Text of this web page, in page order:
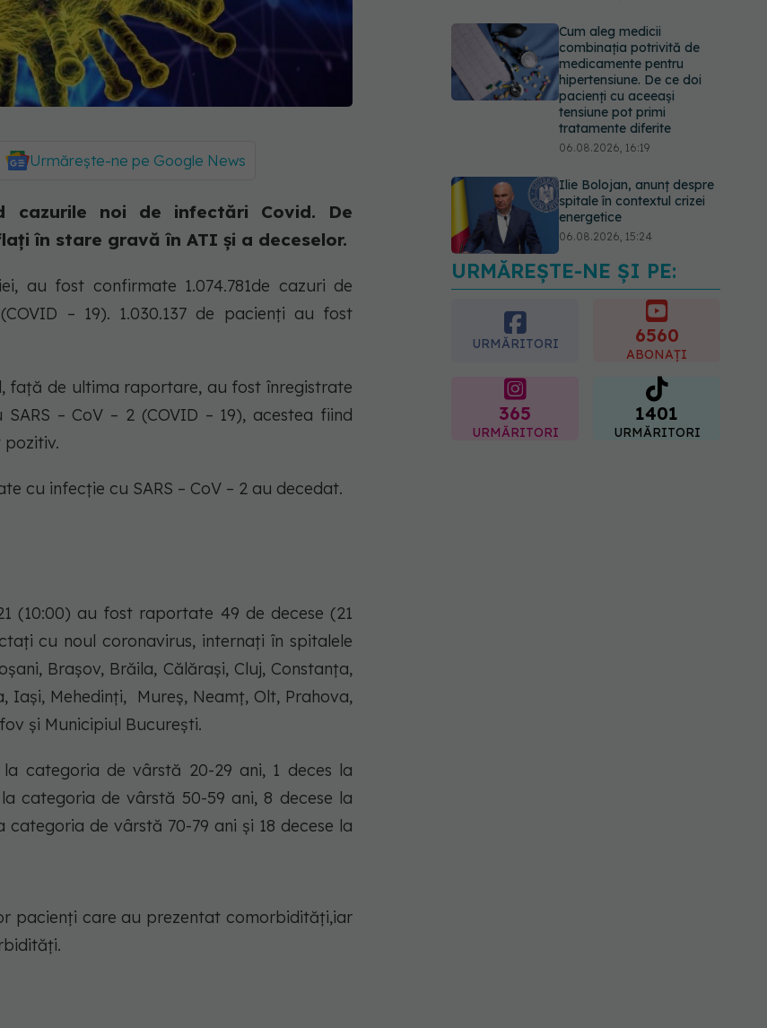
Urmărește-ne pe Google News
noi de infectări Covid. De
în stare gravă în ATI și a deceselor.
au fost confirmate 1.074.781de cazuri de
– 19). 1.030.137 de pacienți au fost
față de ultima raportare, au fost înregistrate
– CoV – 2 (COVID – 19), acestea fiind
cu infecție cu SARS – CoV – 2 au decedat.
(10:00) au fost raportate 49 de decese (21
cu noul coronavirus, internați în spitalele
Brașov, Brăila, Călărași, Cluj, Constanța,
Iași, Mehedinți, Mureș, Neamț, Olt, Prahova,
și Municipiul București.
categoria de vârstă 20-29 ani, 1 deces la
categoria de vârstă 50-59 ani, 8 decese la
de vârstă 70-79 ani și 18 decese la
pacienți care au prezentat comorbidități,iar
tratamente diferite
06.08.2026, 16:19
Ilie Bolojan, anunț despre
spitale în contextul crizei
energetice
06.08.2026, 15:24
Inteligența Artificială
relația dintre medic și
pacient
06.08.2026, 14:34
Trei lucruri pe care trebuie
să le faci după 45 de ani
ca să întârzii demența cu
până la 13 ani
06.08.2026, 13:03
URMĂREȘTE-NE ȘI PE:
URMĂRITORI 6560
ABONAȚI
365
URMĂRITORI
1401
URMĂRITORI